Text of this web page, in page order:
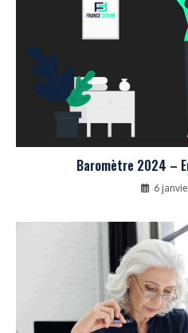
Baromètre 2024 –
6